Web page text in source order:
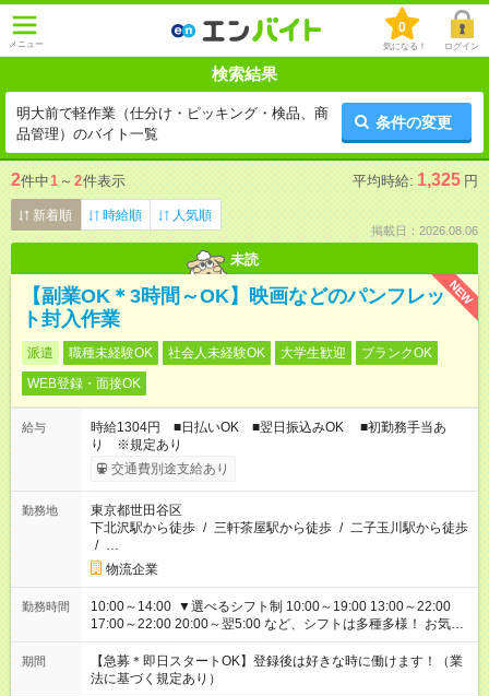
メニュー
0
気になる！ ログイン
検索結果
明大前で軽作業（仕分け・ピッキング・検品、商
品管理）のバイト一覧
条件の変更
2件中1 ～ 2件表示 平均時給: 1,325 円
新着順 時給順 人気順
掲載日：2026.08.06
未読
NEW
【副業OK＊3時間～OK】映画などのパンフレッ
ト封入作業
派遣 職種未経験OK 社会人未経験OK 大学生歓迎
ブランクOK
WEB登録・面接OK
給与
時給1304円 ■日払いOK ■翌日振込みOK ■初勤務手当あ
り ※規定あり
交通費別途支給あり
勤務地
東京都世田谷区
下北沢駅から徒歩 / 三軒茶屋駅から徒歩 / 二子玉川駅から徒歩
/ …
物流企業
勤務時間
10:00～14:00 ▼選べるシフト制 10:00～19:00 13:00～22:00
17:00～22:00 20:00～翌5:00 など、シフトは多種多様！ お気軽
にご相談ください！
期間
【急募＊即日スタートOK】登録後は好きな時に働けます！（業
法に基づく規定あり）